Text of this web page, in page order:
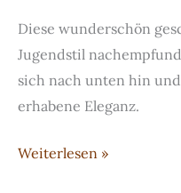
Diese wunderschön
Jugendstil
sich nach unten hin
erhabene Eleganz.
Treppe
Weiterlesen »